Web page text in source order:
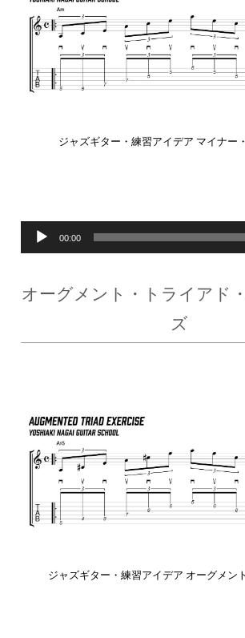
ー
ジャズギター・練習アイデア マイナー
音
プ
ー
00:00
オーグメント・トライアド
ズ
ジャズギター・練習アイデア オーグメン